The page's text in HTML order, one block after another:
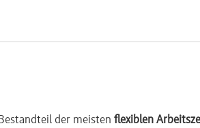
& Diskussion konkreter HR-
der meisten flexiblen